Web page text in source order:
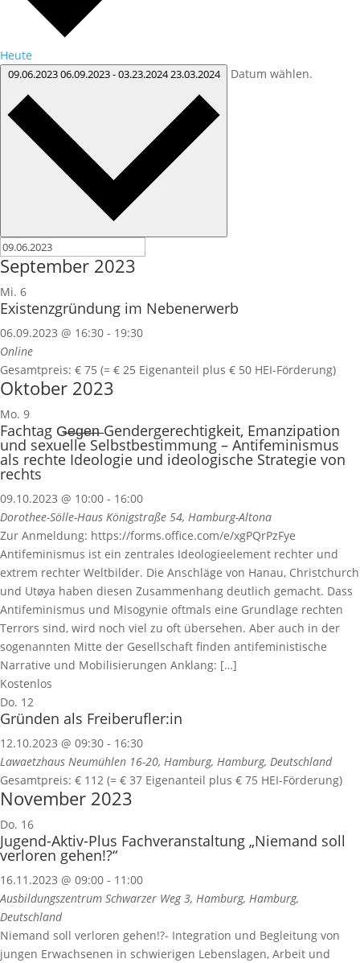
Heute
09.06.202306.09.2023-03.23.202423.03.2024 Datum wählen.
September 2023
Mi. 6
Existenzgründung im Nebenerwerb
06.09.2023 @ 16:30 - 19:30
Online
Gesamtpreis: € 75 (= € 25 Eigenanteil plus € 50 HEI-Förderung)
Oktober 2023
Mo. 9
Fachtag G̶e̶g̶e̶n̶ Gendergerechtigkeit, Emanzipation
und sexuelle Selbstbestimmung – Antifeminismus
als rechte Ideologie und ideologische Strategie von
rechts
09.10.2023 @ 10:00 - 16:00
Dorothee-Sölle-Haus Königstraße 54, Hamburg-Altona
Zur Anmeldung: https://forms.office.com/e/xgPQrPzFye
Antifeminismus ist ein zentrales Ideologieelement rechter und
extrem rechter Weltbilder. Die Anschläge von Hanau, Christchurch
und Utøya haben diesen Zusammenhang deutlich gemacht. Dass
Antifeminismus und Misogynie oftmals eine Grundlage rechten
Terrors sind, wird noch viel zu oft übersehen. Aber auch in der
sogenannten Mitte der Gesellschaft finden antifeministische
Narrative und Mobilisierungen Anklang: […]
Kostenlos
Do. 12
Gründen als Freiberufler:in
12.10.2023 @ 09:30 - 16:30
Lawaetzhaus Neumühlen 16-20, Hamburg, Hamburg, Deutschland
Gesamtpreis: € 112 (= € 37 Eigenanteil plus € 75 HEI-Förderung)
November 2023
Do. 16
Jugend-Aktiv-Plus Fachveranstaltung „Niemand soll
verloren gehen!?“
16.11.2023 @ 09:00 - 11:00
Ausbildungszentrum Schwarzer Weg 3, Hamburg, Hamburg,
Deutschland
Niemand soll verloren gehen!?- Integration und Begleitung von
jungen Erwachsenen in schwierigen Lebenslagen, Arbeit und